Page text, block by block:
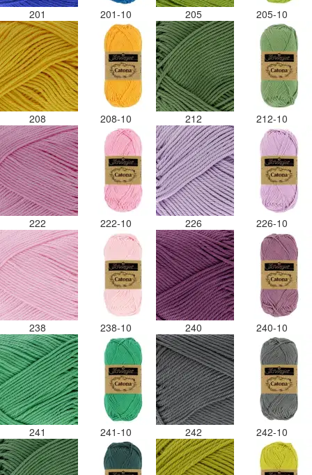
201 201-10 205 205-10
208 208-10 212 212-10
222 222-10 226 226-10
238 238-10 240 240-10
241 241-10 242 242-10